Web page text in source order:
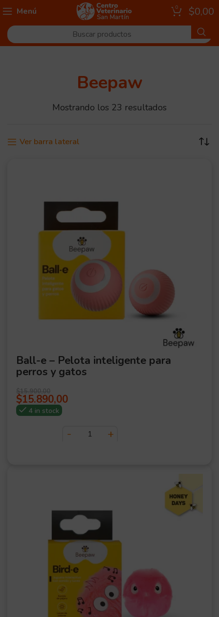
Menú 0 $0,00
Beepaw
Mostrando los 23 resultados
Ver barra lateral
Ball-e – Pelota inteligente para
perros y gatos
$
$15.890,00
4 in stock